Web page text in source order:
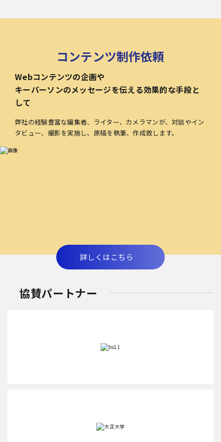
コンテンツ制作依頼
Webコンテンツの企画や
キーパーソンのメッセージを伝える効果的な手段と
して
弊社の経験豊富な編集者、ライター、カメラマンが、対談やイン
タビュー、撮影を実施し、原稿を執筆、作成致します。
詳しくはこちら
協賛パートナー